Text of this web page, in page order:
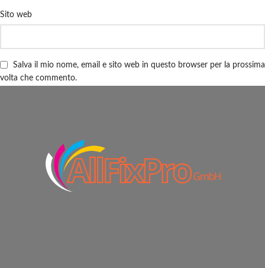
Sito web
Salva il mio nome, email e sito web in questo browser per la prossima
volta che commento.